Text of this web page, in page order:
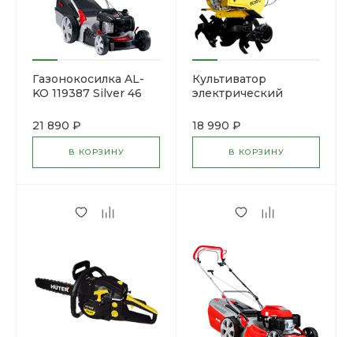
Газонокосилка AL-
KO 119387 Silver 46
21 890 ₽
В КОРЗИНУ
Культиватор
электрический
18 990 ₽
В КОРЗИНУ